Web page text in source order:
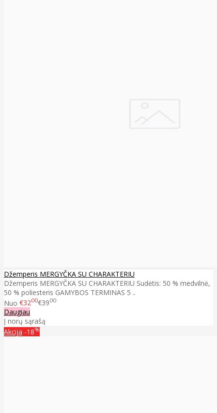
Džemperis MERGYČKA SU CHARAKTERIU
Džemperis MERGYČKA SU CHARAKTERIU Sudėtis: 50 % medvilnė,
50 % poliesteris GAMYBOS TERMINAS 5 ..
Nuo €3200€3900
Daugiau
Į norų sąrašą
Akcija -18%